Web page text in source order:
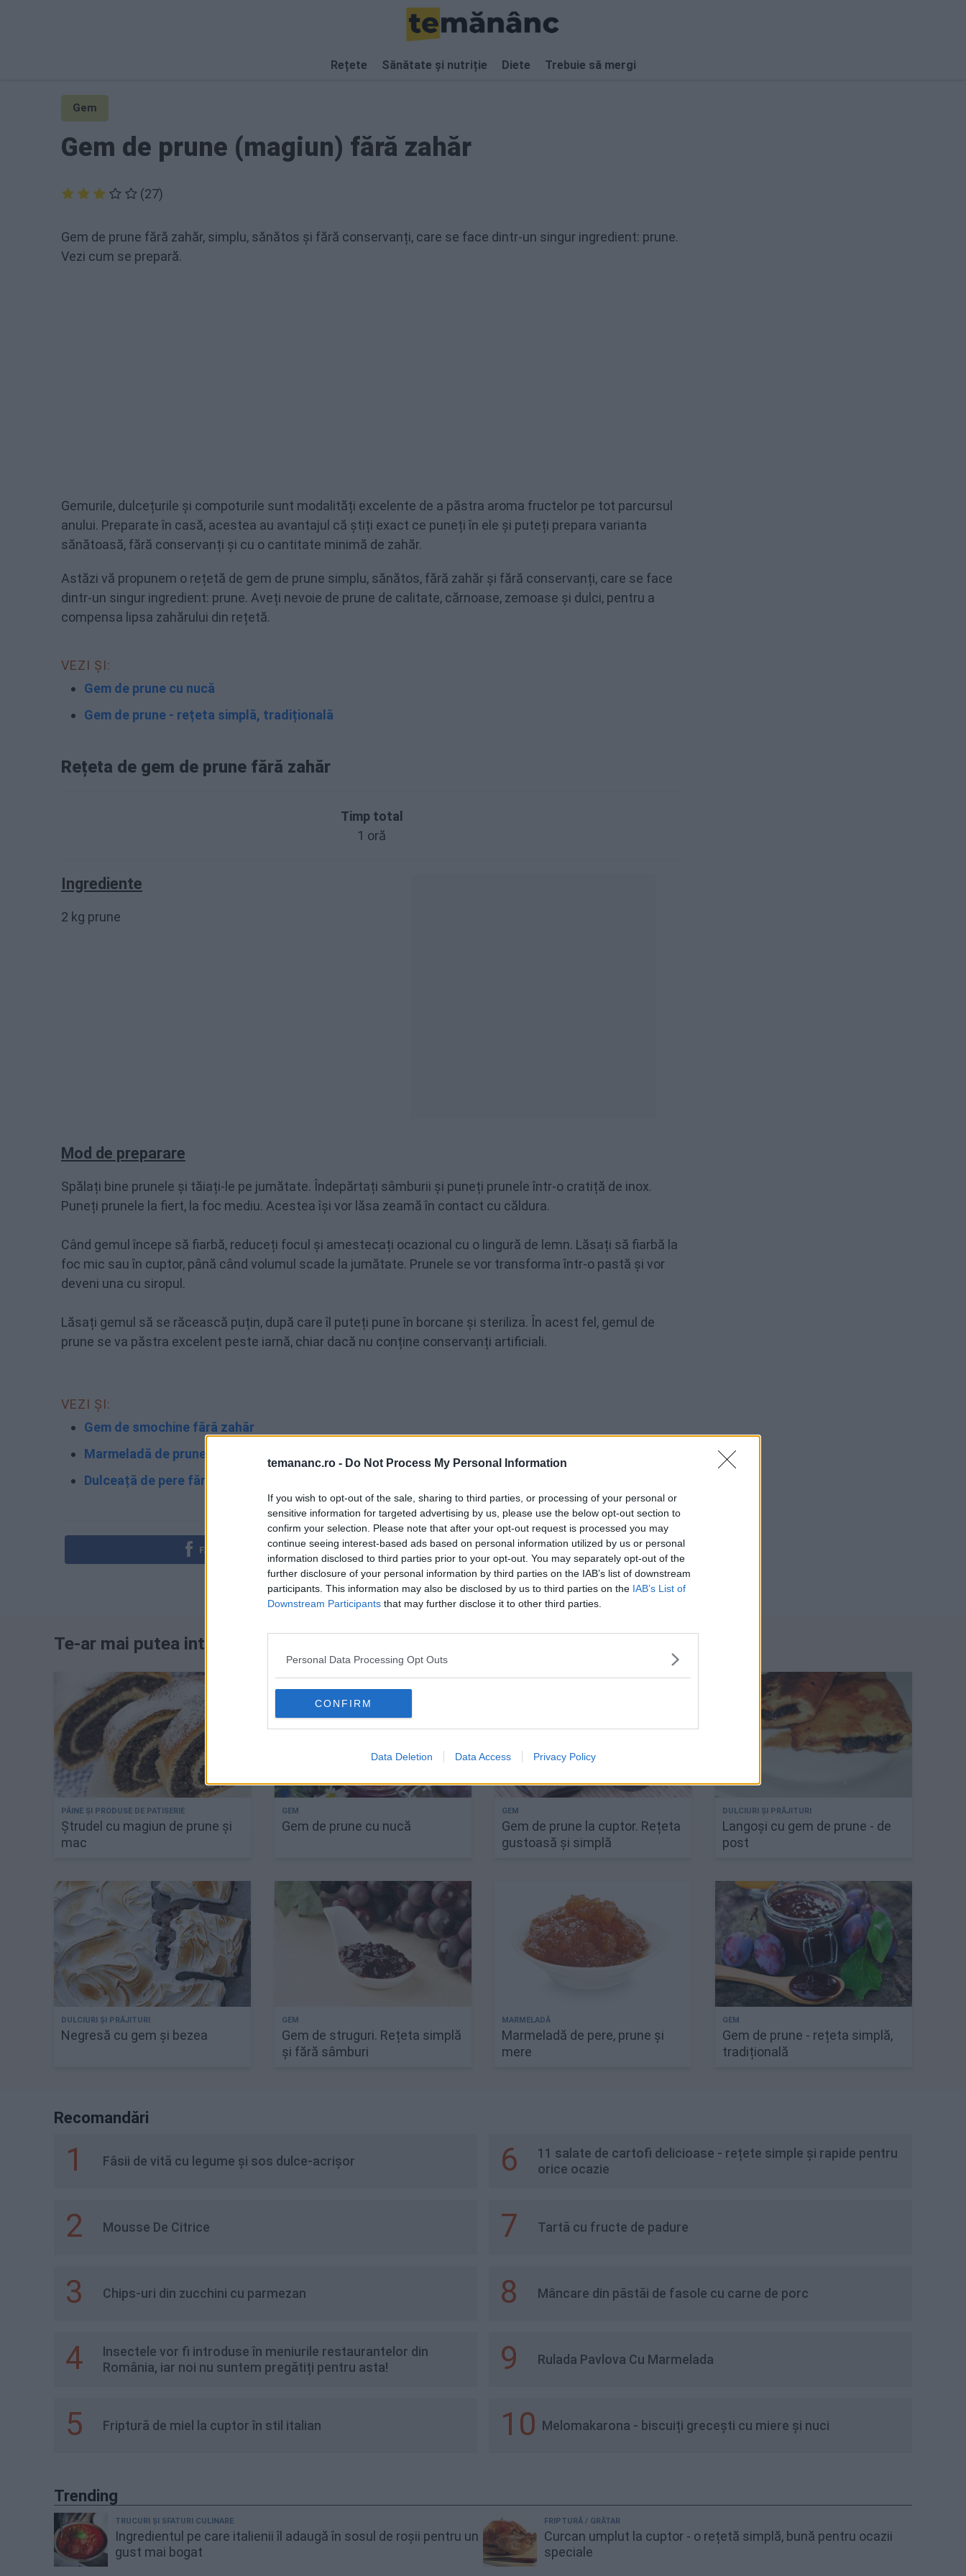
temananc.ro - Do Not Process My Personal Information
If you wish to opt-out of the sale, sharing to third parties, or processing of your personal or
sensitive information for targeted advertising by us, please use the below opt-out section to
confirm your selection. Please note that after your opt-out request is processed you may
continue seeing interest-based ads based on personal information utilized by us or personal
information disclosed to third parties prior to your opt-out. You may separately opt-out of the
further disclosure of your personal information by third parties on the IAB’s list of downstream
participants. This information may also be disclosed by us to third parties on the IAB’s List of
Downstream Participants that may further disclose it to other third parties.
Personal Data Processing Opt Outs
CONFIRM
Data Deletion Data Access Privacy Policy
Rețete Sănătate și nutriție Diete Trebuie să mergi
Gem
Gem de prune (magiun) fără zahăr
(27)
Gem de prune fără zahăr, simplu, sănătos și fără conservanți, care se face dintr-un singur ingredient: prune.
Vezi cum se prepară.
Gemurile, dulcețurile și compoturile sunt modalități excelente de a păstra aroma fructelor pe tot parcursul
anului. Preparate în casă, acestea au avantajul că știți exact ce puneți în ele și puteți prepara varianta
sănătoasă, fără conservanți și cu o cantitate minimă de zahăr.
Astăzi vă propunem o rețetă de gem de prune simplu, sănătos, fără zahăr și fără conservanți, care se face
dintr-un singur ingredient: prune. Aveți nevoie de prune de calitate, cărnoase, zemoase și dulci, pentru a
compensa lipsa zahărului din rețetă.
VEZI ȘI:
Gem de prune cu nucă
Gem de prune - rețeta simplă, tradițională
Rețeta de gem de prune fără zahăr
Timp total
1 oră
Ingrediente
2 kg prune
Mod de preparare
Spălați bine prunele și tăiați-le pe jumătate. Îndepărtați sâmburii și puneți prunele într-o cratiță de inox.
Puneți prunele la fiert, la foc mediu. Acestea își vor lăsa zeamă în contact cu căldura.
Când gemul începe să fiarbă, reduceți focul și amestecați ocazional cu o lingură de lemn. Lăsați să fiarbă la
foc mic sau în cuptor, până când volumul scade la jumătate. Prunele se vor transforma într-o pastă și vor
deveni una cu siropul.
Lăsați gemul să se răcească puțin, după care îl puteți pune în borcane și steriliza. În acest fel, gemul de
prune se va păstra excelent peste iarnă, chiar dacă nu conține conservanți artificiali.
VEZI ȘI:
Gem de smochine fără zahăr
Marmeladă de prune fără zahăr
Dulceață de pere fără zahăr
FACEBOOK EMAIL
Te-ar mai putea interesa
Ștrudel cu magiun de prune și
mac
Gem de prune cu nucă
Gem de prune la cuptor. Rețeta
gustoasă și simplă
Langoși cu gem de prune - de
post
Negresă cu gem și bezea
Gem de struguri. Rețeta simplă
și fără sâmburi
Marmeladă de pere, prune și
mere
Gem de prune - rețeta simplă,
tradițională
Recomandări
1 Fâsii de vită cu legume și sos dulce-acrișor
2 Mousse De Citrice
3 Chips-uri din zucchini cu parmezan
4
Insectele vor fi introduse în meniurile restaurantelor din
România, iar noi nu suntem pregătiți pentru asta!
5 Friptură de miel la cuptor în stil italian
6
11 salate de cartofi delicioase - rețete simple și rapide pentru
orice ocazie
7 Tartă cu fructe de padure
8 Mâncare din păstăi de fasole cu carne de porc
9 Rulada Pavlova Cu Marmelada
10 Melomakarona - biscuiți grecești cu miere și nuci
Trending
TRUCURI ȘI SFATURI CULINARE
Ingredientul pe care italienii îl adaugă în sosul de roșii pentru un
gust mai bogat
FRIPTURĂ / GRĂTAR
Curcan umplut la cuptor - o rețetă simplă, bună pentru ocazii
speciale